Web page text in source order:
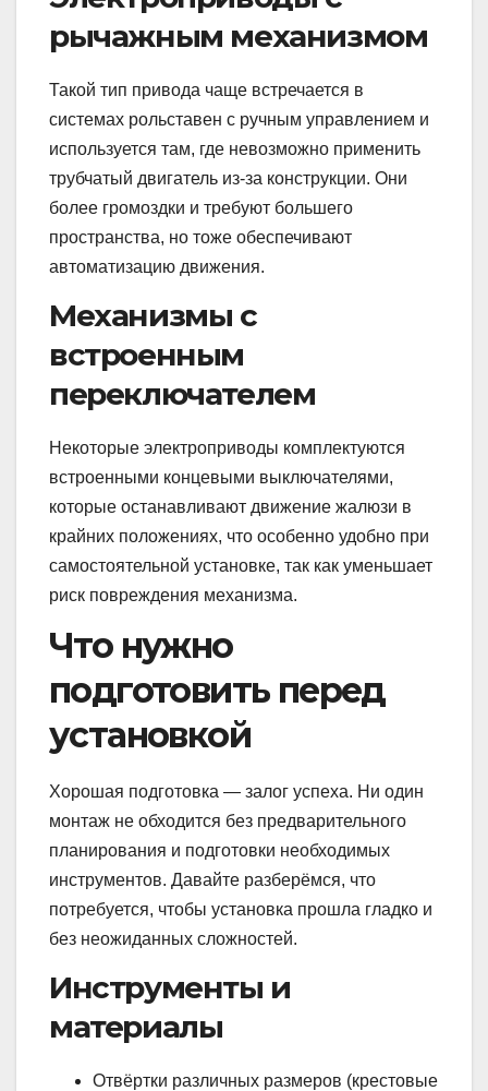
рычажным механизмом
Такой тип привода чаще встречается в
системах рольставен с ручным управлением и
используется там, где невозможно применить
трубчатый двигатель из-за конструкции. Они
более громоздки и требуют большего
пространства, но тоже обеспечивают
автоматизацию движения.
Механизмы с
встроенным
переключателем
Некоторые электроприводы комплектуются
встроенными концевыми выключателями,
которые останавливают движение жалюзи в
крайних положениях, что особенно удобно при
самостоятельной установке, так как уменьшает
риск повреждения механизма.
Что нужно
подготовить перед
установкой
Хорошая подготовка — залог успеха. Ни один
монтаж не обходится без предварительного
планирования и подготовки необходимых
инструментов. Давайте разберёмся, что
потребуется, чтобы установка прошла гладко и
без неожиданных сложностей.
Инструменты и
материалы
Отвёртки различных размеров (крестовые